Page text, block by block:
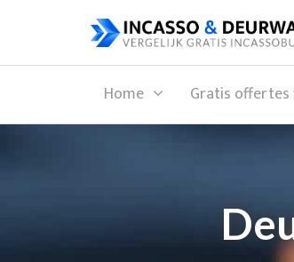
Home Gratis offertes